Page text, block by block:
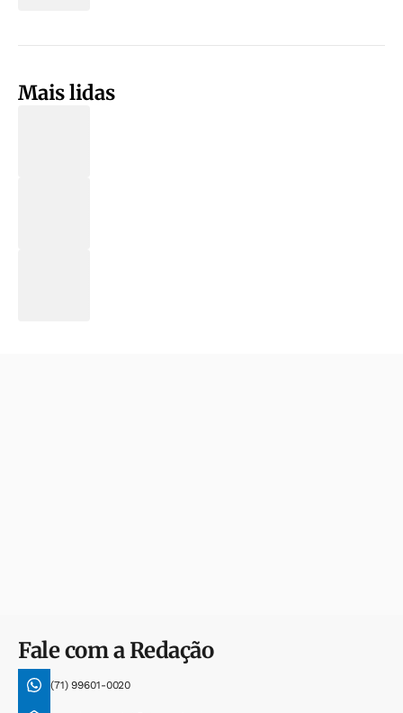
Mais lidas
Fale com a Redação
(71) 99601-0020